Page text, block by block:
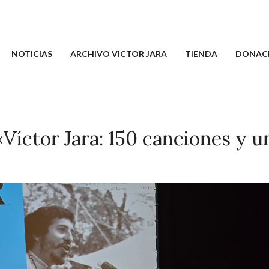
NOTICIAS ARCHIVO VICTOR JARA TIENDA
Jara: 150 canciones y